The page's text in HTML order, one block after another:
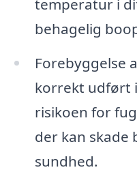
temperatur i
behagelig
Forebyggelse
korrekt udført
risikoen for
der kan skade
sundhed.